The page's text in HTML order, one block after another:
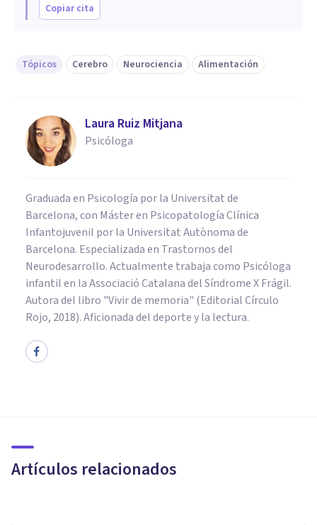
Copiar cita
Tópicos Cerebro Neurociencia Alimentación
Laura Ruiz Mitjana
Psicóloga
Graduada en Psicología por la Universitat de
Barcelona, con Máster en Psicopatología Clínica
Infantojuvenil por la Universitat Autònoma de
Barcelona. Especializada en Trastornos del
Neurodesarrollo. Actualmente trabaja como Psicóloga
infantil en la Associació Catalana del Síndrome X Frágil.
Autora del libro "Vivir de memoria" (Editorial Círculo
Rojo, 2018). Aficionada del deporte y la lectura.
Artículos relacionados
partes, ubicación y funciones